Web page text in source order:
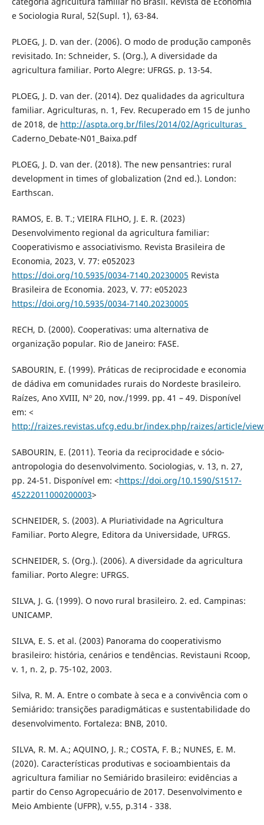
e Sociologia Rural, 52(Supl. 1), 63-84.
PLOEG, J. D. van der. (2006). O modo de produção camponês
revisitado. In: Schneider, S. (Org.), A diversidade da
agricultura familiar. Porto Alegre: UFRGS. p. 13-54.
PLOEG, J. D. van der. (2014). Dez qualidades da agricultura
familiar. Agriculturas, n. 1, Fev. Recuperado em 15 de junho
de 2018, de http://aspta.org.br/files/2014/02/Agriculturas_
Caderno_Debate-N01_Baixa.pdf
PLOEG, J. D. van der. (2018). The new pensantries: rural
development in times of globalization (2nd ed.). London:
Earthscan.
RAMOS, E. B. T.; VIEIRA FILHO, J. E. R. (2023)
Desenvolvimento regional da agricultura familiar:
Cooperativismo e associativismo. Revista Brasileira de
Economia, 2023, V. 77: e052023
https://doi.org/10.5935/0034-7140.20230005 Revista
Brasileira de Economia. 2023, V. 77: e052023
https://doi.org/10.5935/0034-7140.20230005
RECH, D. (2000). Cooperativas: uma alternativa de
organização popular. Rio de Janeiro: FASE.
SABOURIN, E. (1999). Práticas de reciprocidade e economia
de dádiva em comunidades rurais do Nordeste brasileiro.
Raízes, Ano XVIII, Nº 20, nov./1999. pp. 41 – 49. Disponível
em: <
http://raizes.revistas.ufcg.edu.br/index.php/raizes/article/
SABOURIN, E. (2011). Teoria da reciprocidade e sócio-
antropologia do desenvolvimento. Sociologias, v. 13, n. 27,
pp. 24-51. Disponível em: <https://doi.org/10.1590/S1517-
45222011000200003>
SCHNEIDER, S. (2003). A Pluriatividade na Agricultura
Familiar. Porto Alegre, Editora da Universidade, UFRGS.
SCHNEIDER, S. (Org.). (2006). A diversidade da agricultura
familiar. Porto Alegre: UFRGS.
SILVA, J. G. (1999). O novo rural brasileiro. 2. ed. Campinas:
UNICAMP.
SILVA, E. S. et al. (2003) Panorama do cooperativismo
brasileiro: história, cenários e tendências. Revistauni Rcoop,
v. 1, n. 2, p. 75-102, 2003.
Silva, R. M. A. Entre o combate à seca e a convivência com o
Semiárido: transições paradigmáticas e sustentabilidade do
desenvolvimento. Fortaleza: BNB, 2010.
SILVA, R. M. A.; AQUINO, J. R.; COSTA, F. B.; NUNES, E. M.
(2020). Características produtivas e socioambientais da
agricultura familiar no Semiárido brasileiro: evidências a
partir do Censo Agropecuário de 2017. Desenvolvimento e
Meio Ambiente (UFPR), v.55, p.314 - 338.